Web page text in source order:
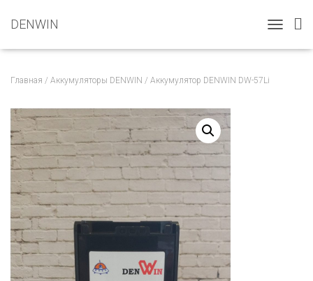
DENWIN
O
Главная / Аккумуляторы DENWIN / Аккумулятор DENWIN DW-57Li